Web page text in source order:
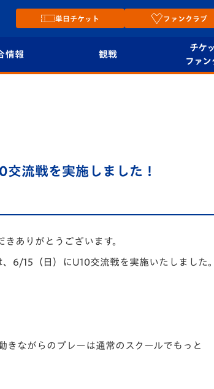
単日チケット ファンクラブ
情報
グ関連
ラリー
グルメ
観戦
Revive Team
ヴィヴィくんの長崎
チケ
ファン
流戦を実施しました！
ありがとうございます。
6/15（日）にU10交流戦を実施いたしました。
きながらのプレーは通常のスクールでもっと